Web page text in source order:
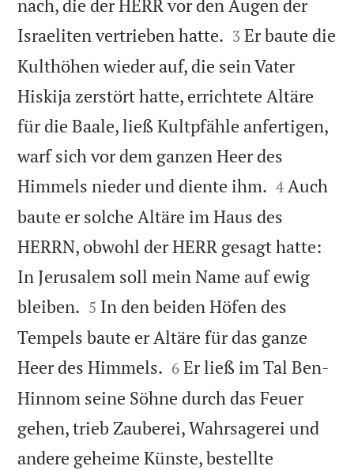
nach, die der HERR vor den Augen der
Israeliten vertrieben hatte. 

3 Er baute die
Kulthöhen wieder auf, die sein Vater
Hiskija zerstört hatte, errichtete Altäre
für die Baale, ließ Kultpfähle anfertigen,
warf sich vor dem ganzen Heer des
Himmels nieder und diente ihm. 

4 Auch
baute er solche Altäre im Haus des
HERRN, obwohl der HERR gesagt hatte:
In Jerusalem soll mein Name auf ewig
bleiben. 

5 In den beiden Höfen des
Tempels baute er Altäre für das ganze
Heer des Himmels. 

6 Er ließ im Tal Ben-
Hinnom seine Söhne durch das Feuer
gehen, trieb Zauberei, Wahrsagerei und
andere geheime Künste, bestellte